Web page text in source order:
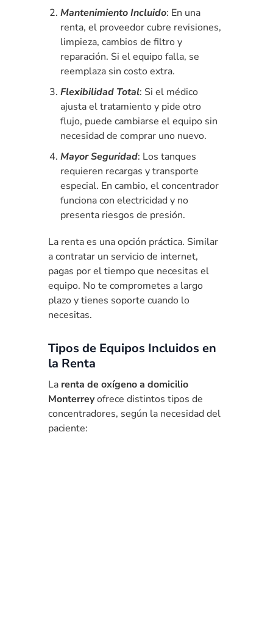
Mantenimiento Incluido: En una
renta, el proveedor cubre revisiones,
limpieza, cambios de filtro y
reparación. Si el equipo falla, se
reemplaza sin costo extra.
Flexibilidad Total: Si el médico
ajusta el tratamiento y pide otro
flujo, puede cambiarse el equipo sin
necesidad de comprar uno nuevo.
Mayor Seguridad: Los tanques
requieren recargas y transporte
especial. En cambio, el concentrador
funciona con electricidad y no
presenta riesgos de presión.
La renta es una opción práctica. Similar
a contratar un servicio de internet,
pagas por el tiempo que necesitas el
equipo. No te comprometes a largo
plazo y tienes soporte cuando lo
necesitas.
Tipos de Equipos Incluidos en
la Renta
La renta de oxígeno a domicilio
Monterreyofrece distintos tipos de
concentradores, según la necesidad del
paciente: